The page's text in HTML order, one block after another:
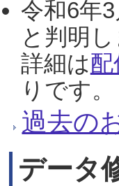
令和6年
と判明
詳細は
りです。
過去の
データ